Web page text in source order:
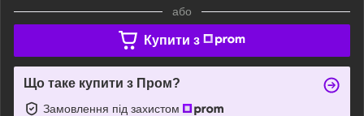
або
Купити з
Що таке купити з Пром?
Замовлення під захистом